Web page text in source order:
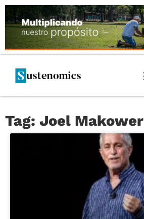
Tag: Joel Makower